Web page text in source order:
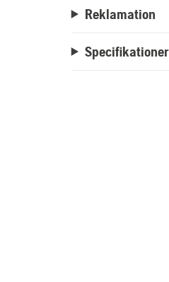
Reklamation
Specifikationer